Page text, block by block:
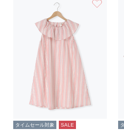
タイムセール対象 SALE